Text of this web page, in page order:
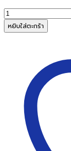
จำนวน
EAGLE
กล่อง
หยิบใส่ตะกร้า